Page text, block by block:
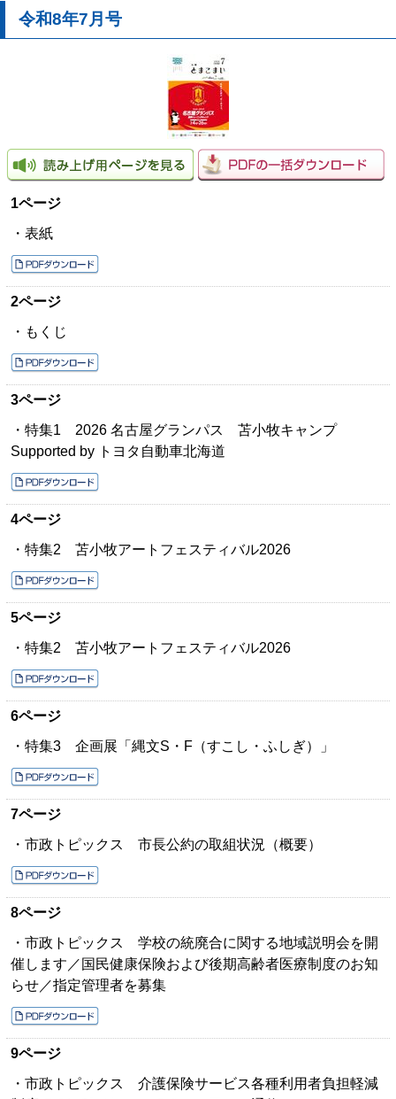
令和8年7月号
1ページ
・表紙
2ページ
・もくじ
3ページ
・特集1 2026 名古屋グランパス 苫小牧キャンプ
Supported by トヨタ自動車北海道
4ページ
・特集2 苫小牧アートフェスティバル2026
5ページ
・特集2 苫小牧アートフェスティバル2026
6ページ
・特集3 企画展「縄文S・F（すこし・ふしぎ）」
7ページ
・市政トピックス 市長公約の取組状況（概要）
8ページ
・市政トピックス 学校の統廃合に関する地域説明会を開
催します／国民健康保険および後期高齢者医療制度のお知
らせ／指定管理者を募集
9ページ
・市政トピックス 介護保険サービス各種利用者負担軽減